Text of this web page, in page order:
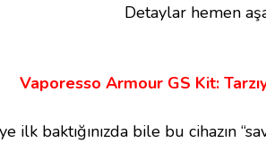
Detaylar hemen
Vaporesso Armour GS Kit:
ilk baktığınızda bile bu cihazın